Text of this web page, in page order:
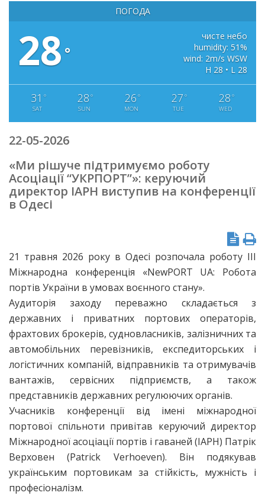
ПОГОДА
28°
чисте небо
humidity: 51%
wind: 2m/s WSW
H 28 • L 28
31 °
SAT
28 °
SUN
26 °
MON
27 °
TUE
28 °
WED
22-05-2026
«Ми рішуче підтримуємо роботу
Асоціації “УКРПОРТ”»: керуючий
директор IAPH виступив на конференції
в Одесі
21 травня 2026 року в Одесі розпочала роботу IІI
Міжнародна конференція «NewPORT UA: Робота
портів України в умовах воєнного стану».
Аудиторія заходу переважно складається з
державних і приватних портових операторів,
фрахтових брокерів, судновласників, залізничних та
автомобільних перевізників, експедиторських і
логістичних компаній, відправників та отримувачів
вантажів, сервісних підприємств, а також
представників державних регулюючих органів.
Учасників конференції від імені міжнародної
портової спільноти привітав керуючий директор
Міжнародної асоціації портів і гаваней (IAPH) Патрік
Верховен (Patrick Verhoeven). Він подякував
українським портовикам за стійкість, мужність і
професіоналізм.